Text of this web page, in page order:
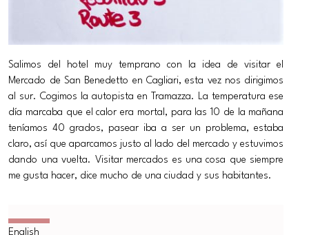
Salimos del hotel muy temprano con la idea de visitar el
Mercado de San Benedetto en Cagliari, esta vez nos dirigimos
al sur. Cogimos la autopista en Tramazza. La temperatura ese
día marcaba que el calor era mortal, para las 10 de la mañana
teníamos 40 grados, pasear iba a ser un problema, estaba
claro, así que aparcamos justo al lado del mercado y estuvimos
dando una vuelta. Visitar mercados es una cosa que siempre
me gusta hacer, dice mucho de una ciudad y sus habitantes.